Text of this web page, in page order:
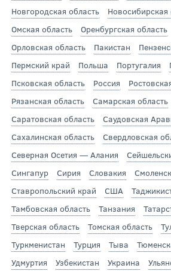
Новгородская область
Новосибирская
Омская область
Оренбургская область
Орловская область
Пакистан
Пермский край
Польша Португалия
Псковская область
Россия
Рязанская область
Самарская область
Саратовская область
Саудовская
Сахалинская область
Свердловская
Северная Осетия — Алания
Сингапур
Сирия Словакия
Ставропольский край
США
Тамбовская область
Танзания
Тверская область
Томская область
Туркменистан
Турция Тыва
Удмуртия
Узбекистан Украина